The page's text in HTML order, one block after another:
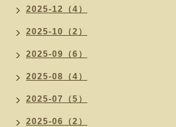
2025-12（4）
2025-10（2）
2025-09（6）
2025-08（4）
2025-07（5）
2025-06（2）